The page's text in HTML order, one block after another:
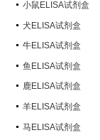
小鼠ELISA试剂盒
犬ELISA试剂盒
牛ELISA试剂盒
鱼ELISA试剂盒
鹿ELISA试剂盒
羊ELISA试剂盒
马ELISA试剂盒